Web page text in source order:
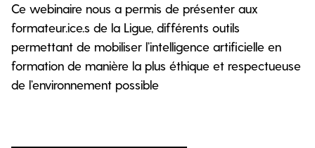
Ce webinaire nous a permis de présenter aux
formateur.ice.s de la Ligue, différents outils
permettant de mobiliser l’intelligence artificielle en
formation de manière la plus éthique et respectueuse
de l’environnement possible